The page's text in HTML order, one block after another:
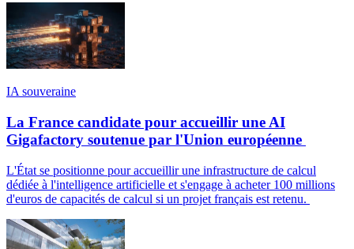
IA souveraine
La France candidate pour accueillir une AI
Gigafactory soutenue par l'Union européenne
L'État se positionne pour accueillir une infrastructure de calcul
dédiée à l'intelligence artificielle et s'engage à acheter 100 millions
d'euros de capacités de calcul si un projet français est retenu.